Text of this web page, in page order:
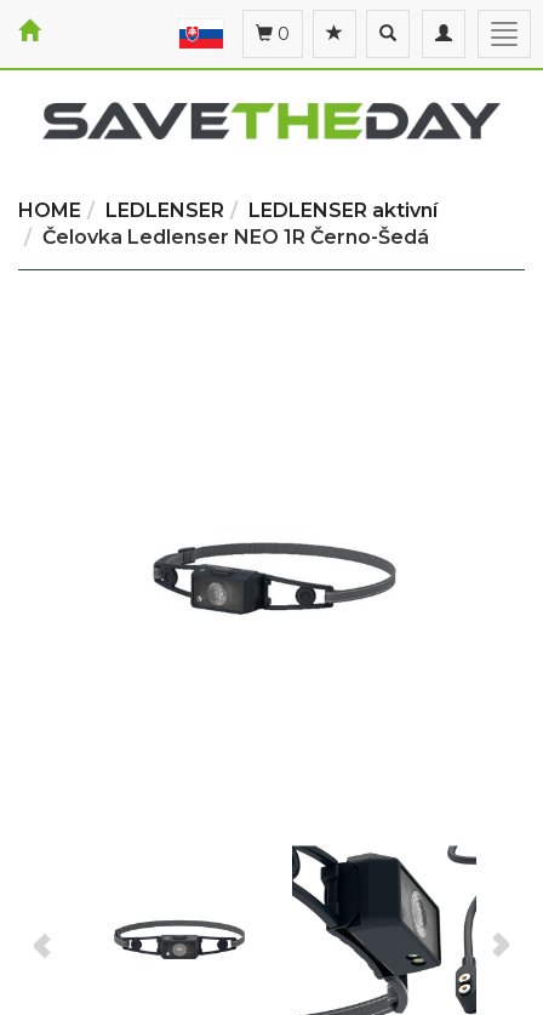
Toggle
navigation
Toggle
search
0
HOME LEDLENSER
LEDLENSER aktivní
Čelovka Ledlenser NEO 1R Černo-Šedá